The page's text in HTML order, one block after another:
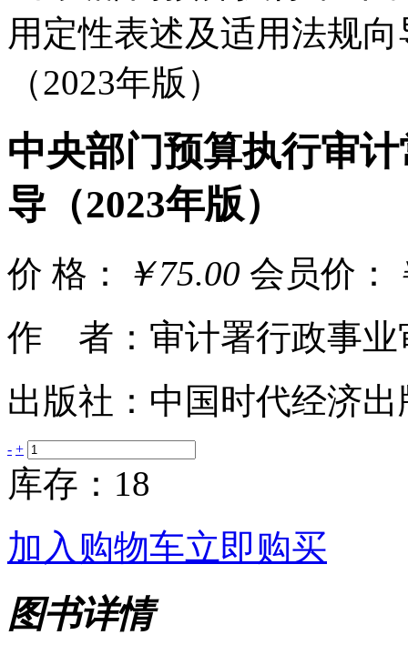
中央部门预算执行审
导（2023年版）
价 格： ￥75.00 会员价：
作 者：审计署行政事业
出版社：中国时代经济出
- +
库存：18
加入购物车立即购买
图书详情